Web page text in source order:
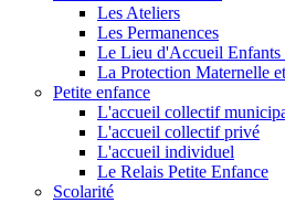
Les Ateliers
Les Permanences
Le Lieu d'Accueil Enfants
La Protection Maternelle
Petite enfance
L'accueil collectif
L'accueil collectif privé
L'accueil individuel
Le Relais Petite Enfance
Scolarité